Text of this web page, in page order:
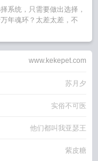
系统，只需要做出选择，
年魂环？太差太差，不
www.kekepet.com
苏月夕
实俗不可医
他们都叫我亚瑟王
紫皮糖